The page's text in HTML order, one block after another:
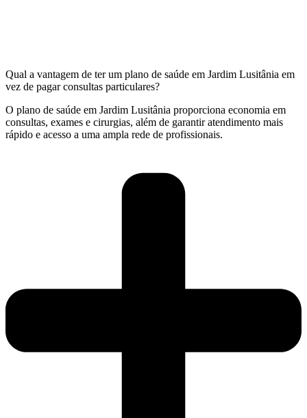
Qual a vantagem de ter um plano de saúde em Jardim Lusitânia em
vez de pagar consultas particulares?
O plano de saúde em Jardim Lusitânia proporciona economia em
consultas, exames e cirurgias, além de garantir atendimento mais
rápido e acesso a uma ampla rede de profissionais.